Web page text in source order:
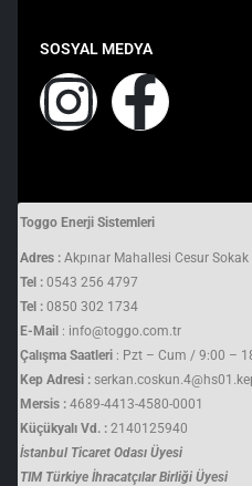
SOSYAL MEDYA
Toggo Enerji Sistemleri
Adres : Akpınar Mahallesi Cesur
Tel : 0543 256 4797
Tel : 0850 302 1734
E-Mail : info@toggo.com.tr
Çalışma Saatleri : Pzt – Cum / 9:00 –
Kep Adresi :
Mersis : 4689-4413-4580-0001
Küçükyalı Vd. : 2140125940
İstanbul Ticaret Odası Üyesi
TIM Türkiye İhracatçılar Birliği Üyesi